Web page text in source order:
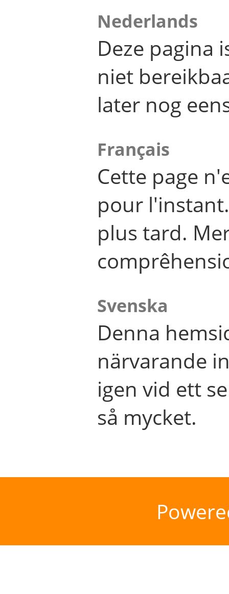
Nederlands
Deze pagina
niet
later nog
Français
Cette page
pour
plus tard.
Svenska
Denna
närvarande
igen vid ett
så mycket.